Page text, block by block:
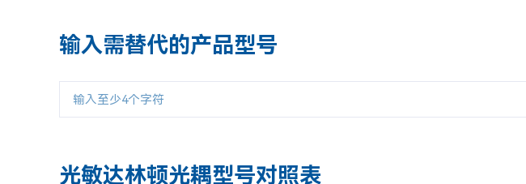
输入需替代的产品型号
光敏达林顿光耦型号对照表